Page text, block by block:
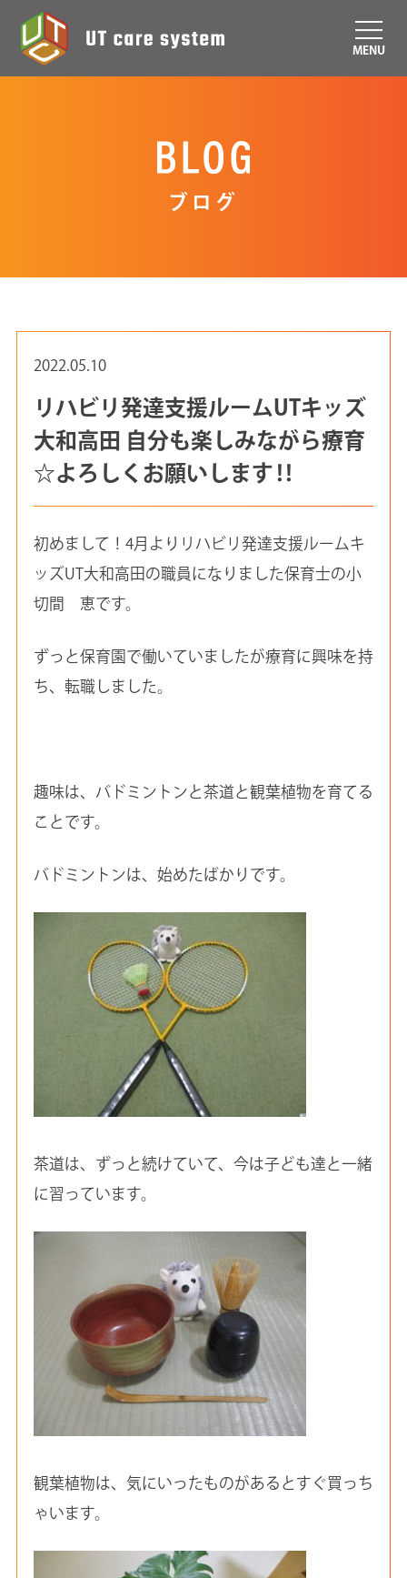
MENU
ブログ
2022.05.10
リハビリ発達支援ルームUTキッズ
大和高田 自分も楽しみながら療育
☆よろしくお願いします‼
初めまして！4月よりリハビリ発達支援ルームキ
ッズUT大和高田の職員になりました保育士の小
切間 恵です。
ずっと保育園で働いていましたが療育に興味を持
ち、転職しました。
趣味は、バドミントンと茶道と観葉植物を育てる
ことです。
バドミントンは、始めたばかりです。
茶道は、ずっと続けていて、今は子ども達と一緒
に習っています。
観葉植物は、気にいったものがあるとすぐ買っち
ゃいます。